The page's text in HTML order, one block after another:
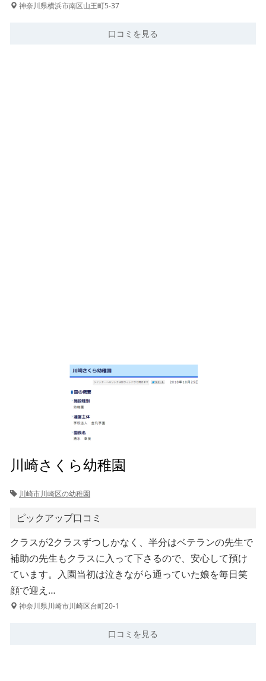
神奈川県横浜市南区山王町5-37
口コミを見る
川崎さくら幼稚園
川崎市川崎区の幼稚園
ピックアップ口コミ
クラスが2クラスずつしかなく、半分はベテランの先生で
補助の先生もクラスに入って下さるので、安心して預け
ています。入園当初は泣きながら通っていた娘を毎日笑
顔で迎え…
神奈川県川崎市川崎区台町20-1
口コミを見る